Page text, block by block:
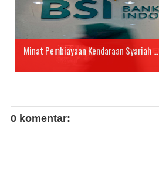
Minat Pembiayaan Kendaraan Syariah ...
0 komentar: